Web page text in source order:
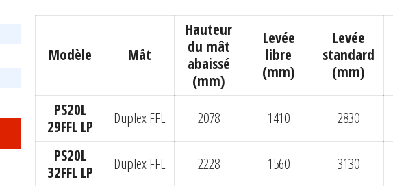
Modèle Mât
Hauteur
du mât
abaissé
(mm)
Levée
libre
(mm)
Levée
standard
(mm)
PS20L
29FFL LP
Duplex FFL 2078 1410 2830
PS20L
32FFL LP
Duplex FFL 2228 1560 3130